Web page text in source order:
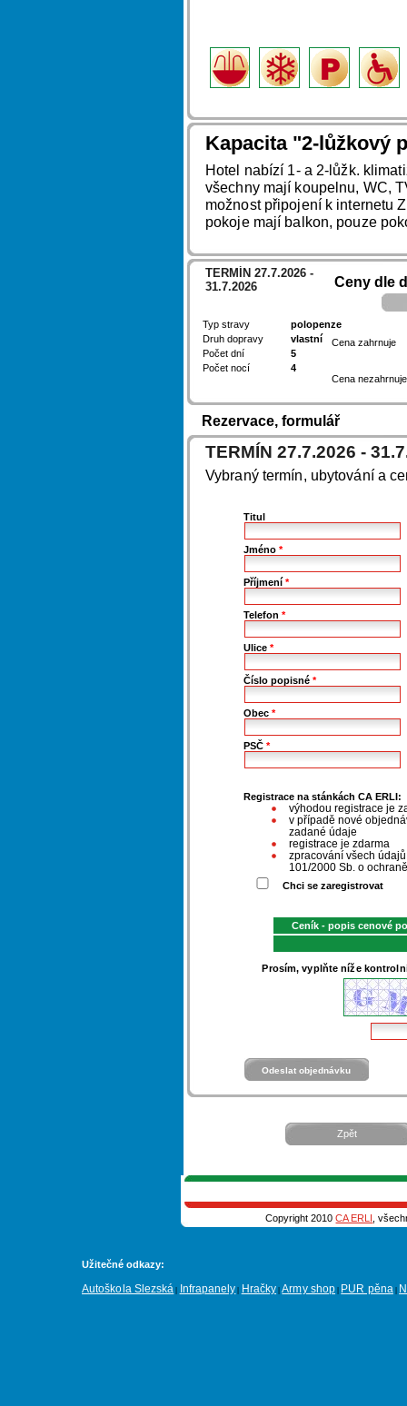
Kapacita "2-lůžkový
Hotel nabízí 1- a 2-lůžk.
všechny mají koupelnu, WC,
možnost připojení k internetu
pokoje mají balkon, pouze
TERMÍN 27.7.2026 -
31.7.2026
Typ stravy
polopenze
Druh dopravy
vlastní
Počet dní
5
Počet nocí
4
Ceny dle
Cena zahrnuje
Cena nezahrnuje
Rezervace, formulář
TERMÍN 27.7.2026 -
Vybraný termín, ubytování a
Titul
Jméno*
Příjmení*
Telefon*
Ulice*
Číslo popisné*
Obec*
PSČ*
Registrace na stánkách CA ERLI:
výhodou registrace je
v případě nové
zadané údaje
registrace je zdarma
zpracování všech
101/2000 Sb. o
Chci se zaregistrovat
Ceník - popis cenové
Prosím, vyplňte níže
Zpět
Copyright 2010CA ERLI ,
Užitečné odkazy:
Autoškola Slezská Infrapanely Hračky |Army shop PUR pěna|